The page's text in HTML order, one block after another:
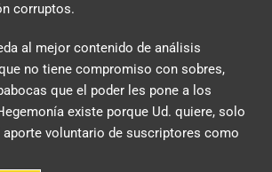
corruptos.
al mejor contenido de análisis
no tiene compromiso con sobres,
que el poder les pone a los
existe porque Ud. quiere, solo
voluntario de suscriptores como